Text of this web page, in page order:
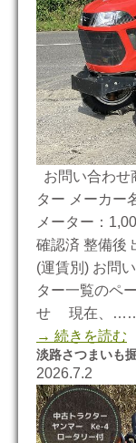
お問い合わせ
ター メーカー
メーター：
確認済 整備後
(運賃別) お問
ター一覧のペ
せ 現在、
→ 続きを読む
淡路さつまいも
2026.7.2